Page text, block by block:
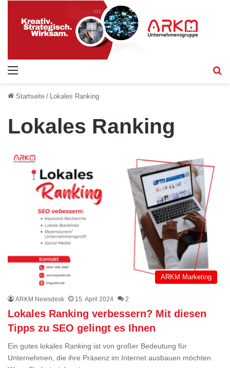
Startseite / Lokales Ranking
Lokales Ranking
ARKM Marketing
ARKM Newsdesk 15. April 2024 2
Lokales Ranking verbessern? Mit diesen
Tipps zu SEO gelingt es Ihnen
Ein gutes lokales Ranking ist von großer Bedeutung für
Unternehmen, die ihre Präsenz im Internet ausbauen möchten.